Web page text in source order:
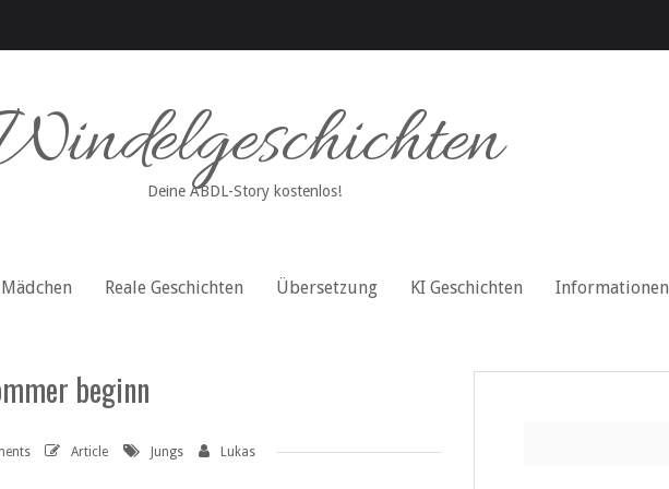
Deine ABDL-Story kostenlos!
Mädchen Reale Geschichten Übersetzung KI Geschichten Informationen
beginn
Article Jungs Lukas